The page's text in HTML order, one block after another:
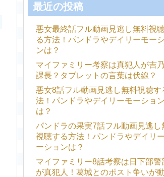
最近の投稿
悪女最終話フル動画見逃し無料視
る方法！パンドラやデイリーモー
ンは？
マイファミリー考察は真犯人が吉
課長？タブレットの言葉は伏線？
悪女8話フル動画見逃し無料視聴す
法！パンドラやデイリーモーション
は？
パンドラの果実7話フル動画見逃し
視聴する方法！パンドラやデイリ
ーションは？
マイファミリー8話考察は日下部警
が真犯人！葛城とのポスト争いが動